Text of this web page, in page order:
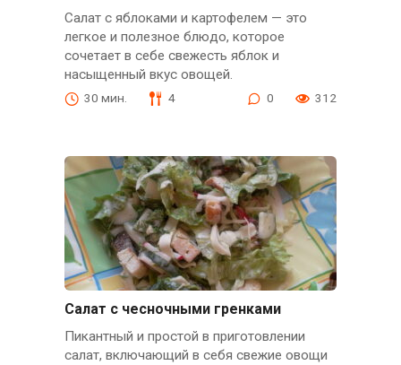
Салат с яблоками и картофелем — это
легкое и полезное блюдо, которое
сочетает в себе свежесть яблок и
насыщенный вкус овощей.
30 мин. 4 0 312
Салат с чесночными гренками
Пикантный и простой в приготовлении
салат, включающий в себя свежие овощи